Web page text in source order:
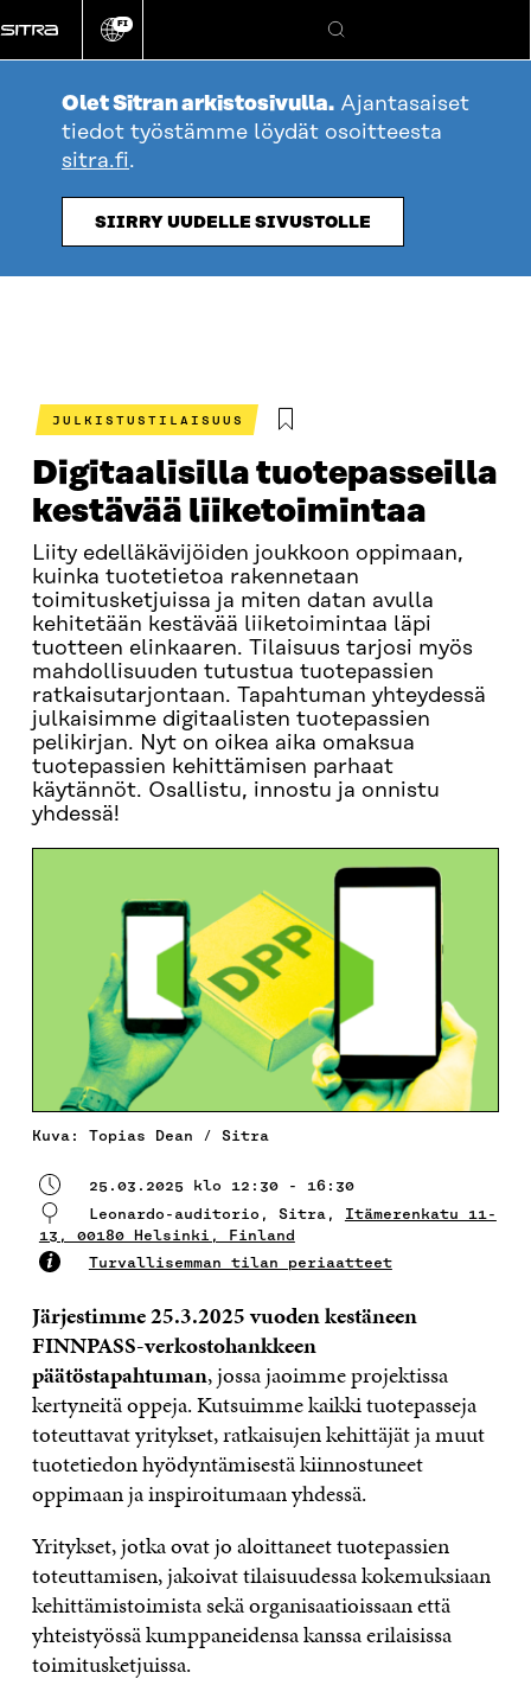
suoraan
sisältöön
Vaihda
kieli
FI
Hae
Olet Sitran arkistosivulla. Ajantasaiset
tiedot työstämme löydät osoitteesta
sitra.fi.
SIIRRY UUDELLE SIVUSTOLLE
JULKISTUSTILAISUUS
Digitaalisilla tuotepasseilla
kestävää liiketoimintaa
Liity edelläkävijöiden joukkoon oppimaan,
kuinka tuotetietoa rakennetaan
toimitusketjuissa ja miten datan avulla
kehitetään kestävää liiketoimintaa läpi
tuotteen elinkaaren. Tilaisuus tarjosi myös
mahdollisuuden tutustua tuotepassien
ratkaisutarjontaan. Tapahtuman yhteydessä
julkaisimme digitaalisten tuotepassien
pelikirjan. Nyt on oikea aika omaksua
tuotepassien kehittämisen parhaat
käytännöt. Osallistu, innostu ja onnistu
yhdessä!
Kuva: Topias Dean / Sitra
25.03.2025 klo 12:30 - 16:30
Leonardo-auditorio, Sitra, Itämerenkatu 11-
13, 00180 Helsinki, Finland
Turvallisemman tilan periaatteet
Järjestimme 25.3.2025 vuoden kestäneen
FINNPASS-verkostohankkeen
päätöstapahtuman, jossa jaoimme projektissa
kertyneitä oppeja. Kutsuimme kaikki tuotepasseja
toteuttavat yritykset, ratkaisujen kehittäjät ja muut
tuotetiedon hyödyntämisestä kiinnostuneet
oppimaan ja inspiroitumaan yhdessä.
Yritykset, jotka ovat jo aloittaneet tuotepassien
toteuttamisen, jakoivat tilaisuudessa kokemuksiaan
kehittämistoimista sekä organisaatioissaan että
yhteistyössä kumppaneidensa kanssa erilaisissa
toimitusketjuissa.